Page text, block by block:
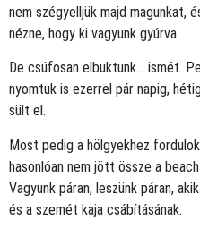
nem szégyelljük majd magunkat,
nézne, hogy ki vagyunk gyúrva.
De csúfosan elbuktunk… ismét.
nyomtuk is ezerrel pár napig,
sült el.
Most pedig a hölgyekhez
hasonlóan nem jött össze a
Vagyunk páran, leszünk páran,
és a szemét kaja csábításának.